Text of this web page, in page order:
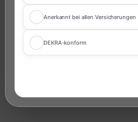
Anerkannt bei allen Versicherungen
DEKRA-konform